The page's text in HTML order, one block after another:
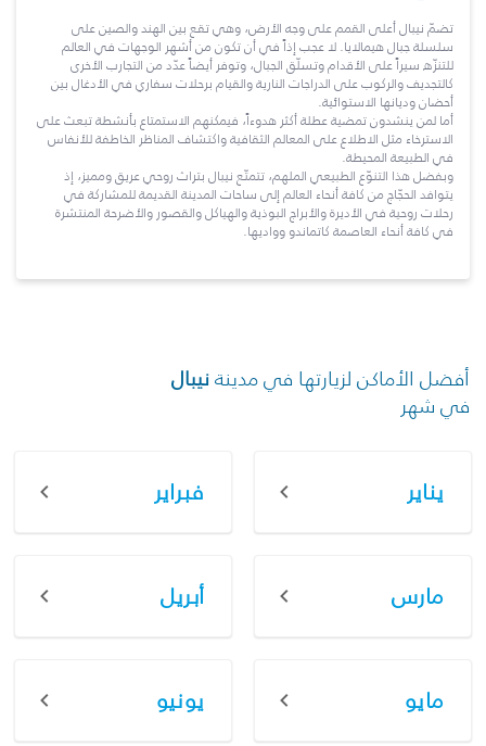
تضمّ نيبال أعلى القمم على وجه الأرض، وهي تقع بين الهند والصين على
سلسلة جبال هيمالايا. لا عجب إذاً في أن تكون من أشهر الوجهات في العالم
للتنزّه سيراً على الأقدام وتسلّق الجبال، وتوفر أيضاً عدّد من التجارب الأخرى
كالتجديف والركوب على الدراجات النارية والقيام برحلات سفاري في الأدغال بين
أحضان وديانها الاستوائية.
أما لمن ينشدون تمضية عطلة أكثر هدوءاً، فيمكنهم الاستمتاع بأنشطة تبعث على
الاسترخاء مثل الاطلاع على المعالم الثقافية واكتشاف المناظر الخاطفة للأنفاس
في الطبيعة المحيطة.
وبفضل هذا التنوّع الطبيعي الملهم، تتمتّع نيبال بتراث روحي عريق ومميز، إذ
يتوافد الحجّاج من كافة أنحاء العالم إلى ساحات المدينة القديمة للمشاركة في
رحلات روحية في الأديرة والأبراج البوذية والهياكل والقصور والأضرحة المنتشرة
في كافة أنحاء العاصمة كاتماندو وواديها.
أفضل الأماكن لزيارتها في مدينةنيبال
في شهر
يناير فبراير
مارس أبريل
مايو يونيو